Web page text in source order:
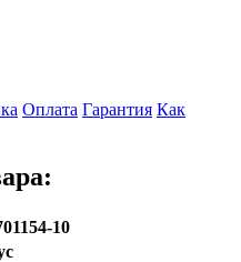
Оплата Гарантия Как
10